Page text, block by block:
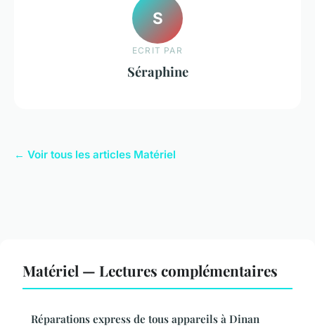
S
ECRIT PAR
Séraphine
← Voir tous les articles Matériel
Matériel — Lectures complémentaires
Réparations express de tous appareils à Dinan